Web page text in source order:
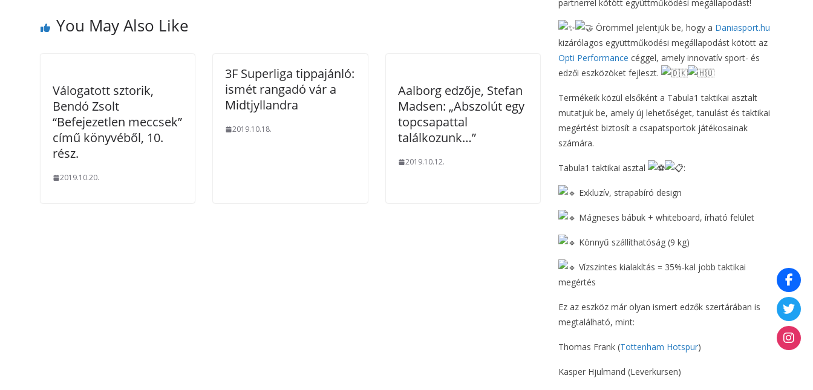
You May Also Like
Válogatott sztorik,
Bendó Zsolt
“Befejezetlen meccsek”
című könyvéből, 10.
rész.
2019.10.20.
3F Superliga tippajánló:
ismét rangadó vár a
Midtjyllandra
2019.10.18.
Aalborg edzője, Stefan
Madsen: „Abszolút egy
topcsapattal
találkozunk…”
2019.10.12.
partnerrel kötött együttműködési megállapodást!
Örömmel jelentjük be, hogy a Daniasport.hu
kizárólagos együttműködési megállapodást kötött az
Opti Performance céggel, amely innovatív sport- és
edzői eszközöket fejleszt.
Termékeik közül elsőként a Tabula1 taktikai asztalt
mutatjuk be, amely új lehetőséget, tanulást és taktikai
megértést biztosít a csapatsportok játékosainak
számára.
Tabula1 taktikai asztal :
Exkluzív, strapabíró design
Mágneses bábuk + whiteboard, írható felület
Könnyű szállíthatóság (9 kg)
Vízszintes kialakítás = 35%-kal jobb taktikai
megértés
Ez az eszköz már olyan ismert edzők szertárában is
megtalálható, mint:
Thomas Frank (Tottenham Hotspur)
Kasper Hjulmand (Leverkursen)